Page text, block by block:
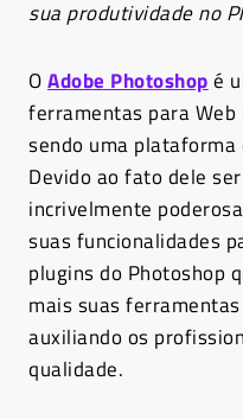
sua produtividade no
OAdobe Photoshopé
ferramentas para Web
sendo uma
Devido ao fato dele
incrivelmente
suas funcionalidades
plugins do Photoshop
mais suas
auxiliando os
qualidade.